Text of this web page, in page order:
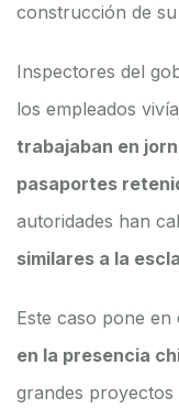
construcción de
Inspectores del
los empleados
trabajaban en
pasaportes
autoridades han
similares a la
Este caso pone en
en la presencia
grandes